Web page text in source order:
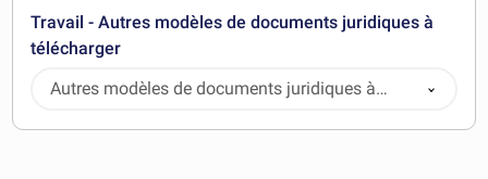
Travail - Autres modèles de documents juridiques à
télécharger
Autres modèles de documents juridiques à
télécharger